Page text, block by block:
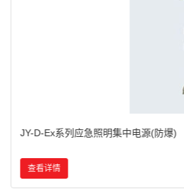
BZD153系列防爆免维护LED照明灯(IIC)
查看详情